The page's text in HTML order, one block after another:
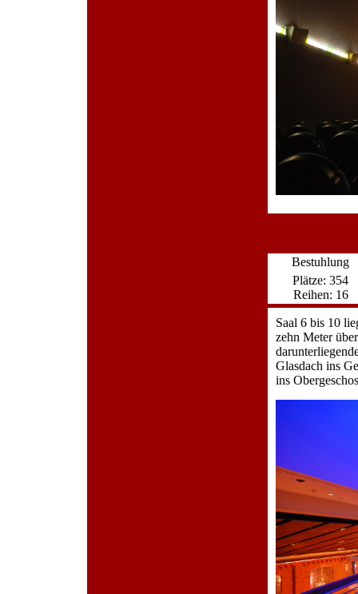
Bestuhlung
Plätze: 354
Reihen: 16
Saal 6 bis 10
zehn Meter
Glasdach ins
ins